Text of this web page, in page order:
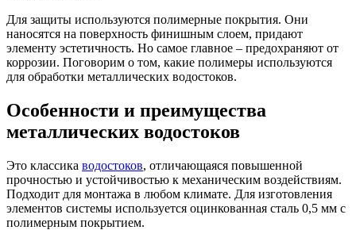
Для защиты используются полимерные покрытия. Они
наносятся на поверхность финишным слоем, придают
элементу эстетичность. Но самое главное – предохраняют от
коррозии. Поговорим о том, какие полимеры используются
для обработки металлических водостоков.
Особенности и преимущества
металлических водостоков
Это классика водостоков, отличающаяся повышенной
прочностью и устойчивостью к механическим воздействиям.
Подходит для монтажа в любом климате. Для изготовления
элементов системы используется оцинкованная сталь 0,5 мм с
полимерным покрытием.